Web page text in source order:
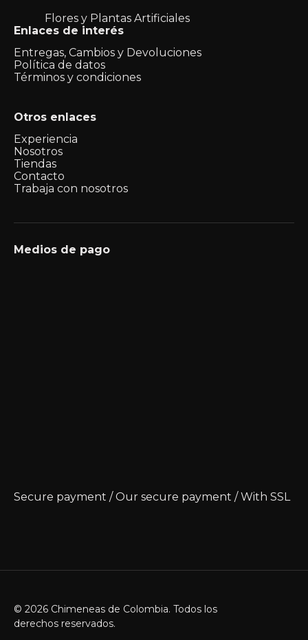
Flores y Plantas Artificiales
Enlaces de interés
Entregas, Cambios y Devoluciones
Política de datos
Términos y condiciones
Otros enlaces
Experiencia
Nosotros
Tiendas
Contacto
Trabaja con nosotros
Medios de pago
Secure payment / Our secure payment / With SSL
© 2026 Chimeneas de Colombia. Todos los
derechos reservados.